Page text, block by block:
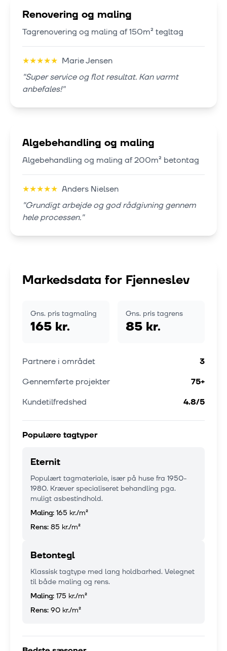
Renovering og maling
Tagrenovering og maling af 150m² tegltag
★★★★★ Marie Jensen
"Super service og flot resultat. Kan varmt
anbefales!"
Algebehandling og maling
Algebehandling og maling af 200m² betontag
★★★★★ Anders Nielsen
"Grundigt arbejde og god rådgivning gennem
hele processen."
Markedsdata for Fjenneslev
Gns. pris tagmaling
165 kr.
Gns. pris tagrens
85 kr.
Partnere i området
3
Gennemførte projekter
75+
Kundetilfredshed
4.8/5
Populære tagtyper
Eternit
Populært tagmateriale, især på huse fra 1950-
1980. Kræver specialiseret behandling pga.
muligt asbestindhold.
Maling: 165 kr./m²
Rens: 85 kr./m²
Betontegl
Klassisk tagtype med lang holdbarhed. Velegnet
til både maling og rens.
Maling: 175 kr./m²
Rens: 90 kr./m²